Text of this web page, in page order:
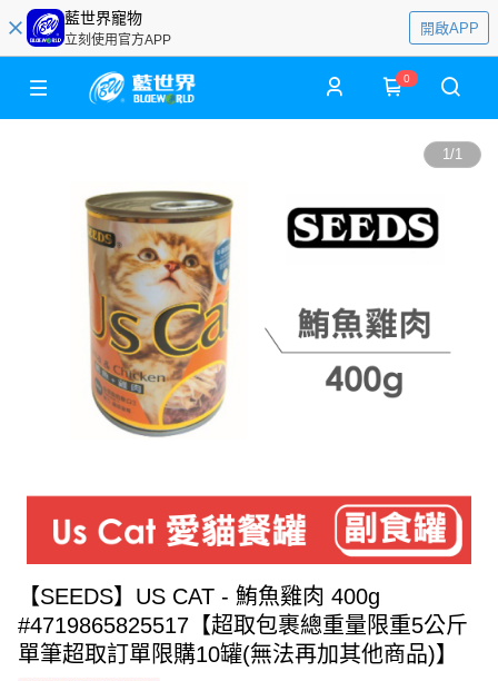
藍世界寵物
立刻使用官方APP
開啟APP
0
1/1
【SEEDS】US CAT - 鮪魚雞肉 400g
#4719865825517【超取包裹總重量限重5公斤
單筆超取訂單限購10罐(無法再加其他商品)】